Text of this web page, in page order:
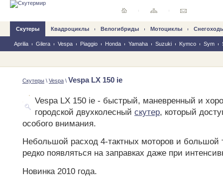
Скутеры
Aprilia Gilera Vespa Piaggio Honda Yamaha Suzuki Kymco Sym
Квадроциклы Велогибриды Mотоциклы
Скутеры \ Vespa \ Vespa LX 150 ie
Vespa LX 150 ie - быстрый, маневренный и
городской двухколесный скутер, который
особого внимания.
Небольшой расход 4-тактных моторов и большой
редко появляться на заправках даже при
Новинка 2010 года.